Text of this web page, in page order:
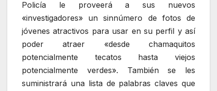
Policía le proveerá a sus nuevos
«investigadores» un sinnúmero de fotos de
jóvenes atractivos para usar en su perfil y así
poder atraer «desde chamaquitos
potencialmente tecatos hasta viejos
potencialmente verdes». También se les
suministrará una lista de palabras claves que